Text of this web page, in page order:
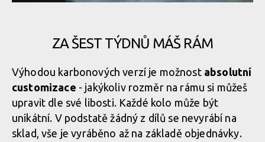
ZA ŠEST TÝDNŮ MÁŠ RÁM
Výhodou karbonových verzí je možnost absolutní
customizace - jakýkoliv rozměr na rámu si můžeš
upravit dle své libosti. Každé kolo může být
unikátní. V podstatě žádný z dílů se nevyrábí na
sklad, vše je vyráběno až na základě objednávky.